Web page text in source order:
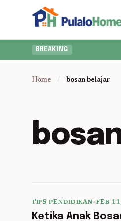
BREAKING
Home / bosan belajar
TIPS PENDIDIKAN•FEB
Ketika Anak